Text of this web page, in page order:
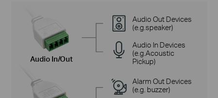
Audio In/Out
Audio Out Devices
(e.g.speaker)
Audio In Devices
(e.g.Acoustic
Pickup)
Alarm Out Devices
(e.g. buzzer)